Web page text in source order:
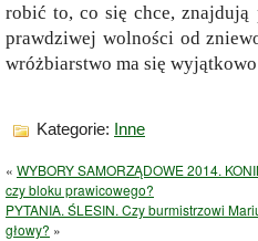
robić to, co się chce,
prawdziwej wolności od
wróżbiarstwo ma się
Kategorie: Inne
« WYBORY SAMORZĄDOWE 2014.
czy bloku prawicowego?
PYTANIA. ŚLESIN. Czy burmistrzowi
głowy? »